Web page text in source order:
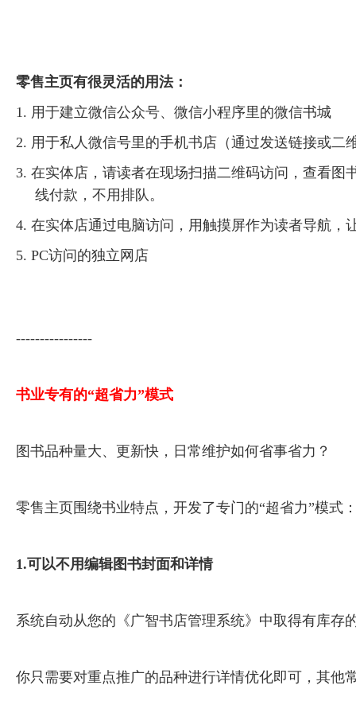
零售主页有很灵活的用法：
1. 用于建立微信公众号、微信小程序里的微信书城
2. 用于私人微信号里的手机书店（通过发送链接或二
3. 在实体店，请读者在现场扫描二维码访问，查看
线付款，不用排队。
4. 在实体店通过电脑访问，用触摸屏作为读者导航
5. PC访问的独立网店
----------------
书业专有的“超省力”模式
图书品种量大、更新快，日常维护如何省事省力？
零售主页围绕书业特点，开发了专门的“超省力”模式
1.可以不用编辑图书封面和详情
系统自动从您的《广智书店管理系统》中取得有库存
你只需要对重点推广的品种进行详情优化即可，其他